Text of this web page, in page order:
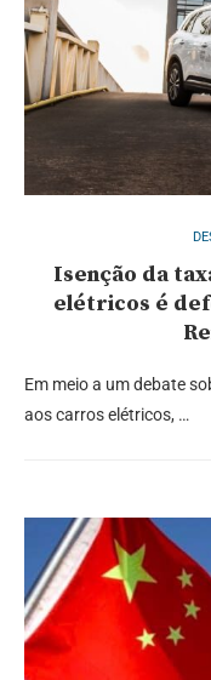
Isenção da
elétricos é
Em meio a um debate
aos carros elétricos, …